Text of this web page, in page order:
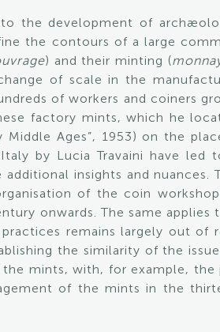
the development of
the contours of a large
) and their minting (
of scale in the
of workers and coiners
factory mints, which he
Ages”, 1953) on the
by Lucia Travaini have led
insights and nuances.
of the coin
onwards. The same applies
remains largely out of
the similarity of the
mints, with, for example, the
of the mints in the